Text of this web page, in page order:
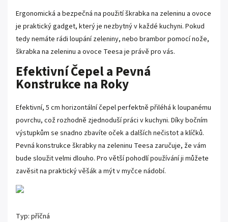
Ergonomická a bezpečná na použití škrabka na zeleninu a ovoce
je praktický gadget, který je nezbytný v každé kuchyni. Pokud
tedy nemáte rádi loupání zeleniny, nebo brambor pomocí nože,
škrabka na zeleninu a ovoce Teesa je právě pro vás.
Efektivní Čepel a Pevná
Konstrukce na Roky
Efektivní, 5 cm horizontální čepel perfektně přiléhá k loupanému
povrchu, což rozhodně zjednoduší práci v kuchyni. Díky bočním
výstupkům se snadno zbavíte oček a dalších nečistot a klíčků.
Pevná konstrukce škrabky na zeleninu Teesa zaručuje, že vám
bude sloužit velmi dlouho. Pro větší pohodlí používání ji můžete
zavěsit na praktický věšák a mýt v myčce nádobí.
Typ: příčná